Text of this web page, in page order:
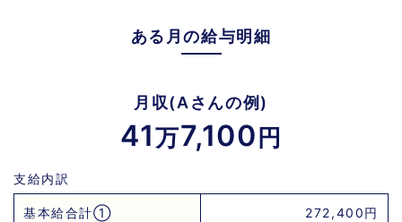
ある月の給与明細
月収(Aさんの例)
41万7,100 円
支給内訳
基本給合計① 272,400円